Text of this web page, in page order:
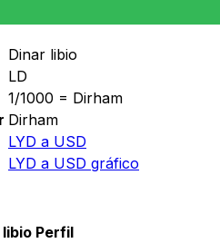
Dinar libio
LD
1/1000 = Dirham
Dirham
LYD a USD
LYD a USD gráfico
Perfil